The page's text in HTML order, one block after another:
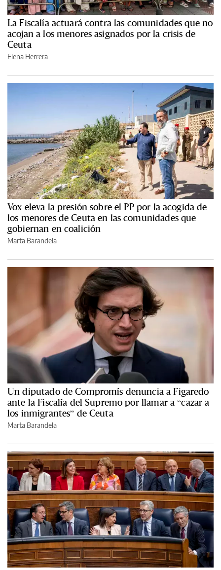
La Fiscalía actuará contra las comunidades que no
acojan a los menores asignados por la crisis de
Ceuta
Elena Herrera
Vox eleva la presión sobre el PP por la acogida de
los menores de Ceuta en las comunidades que
gobiernan en coalición
Marta Barandela
Un diputado de Compromís denuncia a Figaredo
ante la Fiscalía del Supremo por llamar a “cazar a
los inmigrantes” de Ceuta
Marta Barandela